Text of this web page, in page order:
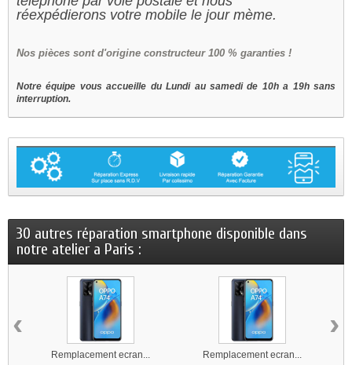
réexpédierons votre mobile le jour mème.
Nos pièces sont d'origine constructeur 100 % garanties !
Notre équipe vous accueille du Lundi au samedi de 10h a 19h sans
interruption.
30 autres réparation smartphone disponible dans
notre atelier a Paris :
Remplacement ecran... Remplacement ecran...
‹ ›